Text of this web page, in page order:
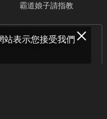
站表示您接受我們
霸道娘子請指教